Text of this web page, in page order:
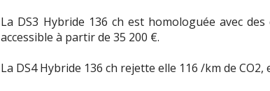
La DS3 Hybride 136 ch est homologuée avec
accessible à partir de 35 200 €.
La DS4 Hybride 136 ch rejette elle 116 /km de